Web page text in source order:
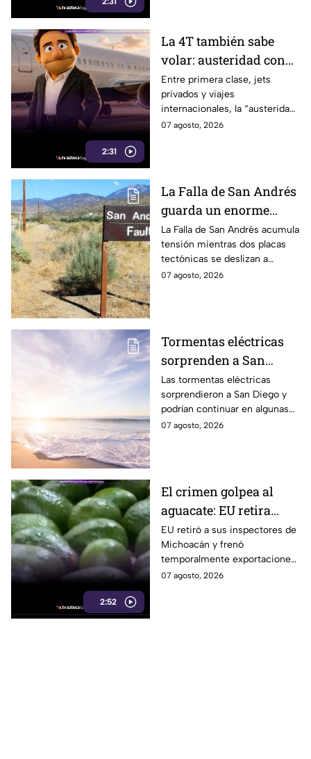
2:31
La 4T también sabe
volar: austeridad con
sabor a primera clase
Entre primera clase, jets
privados y viajes
internacionales, la “austeridad”
de la 4T parece tener una
07 agosto, 2026
La Falla de San Andrés
guarda un enorme
peligro: estos datos
explican el temor
científico
La Falla de San Andrés acumula
tensión mientras dos placas
tectónicas se deslizan a
centímetros por año. Estos
07 agosto, 2026
Tormentas eléctricas
sorprenden a San
Diego; autoridades
advierten que
continuarán durante el
fin de semana
Las tormentas eléctricas
sorprendieron a San Diego y
podrían continuar en algunas
zonas durante el fin de
07 agosto, 2026
2:52
El crimen golpea al
aguacate: EU retira
inspectores y suspende
temporalmente
exportaciones
EU retiró a sus inspectores de
Michoacán y frenó
temporalmente exportaciones
de aguacate ante la
07 agosto, 2026